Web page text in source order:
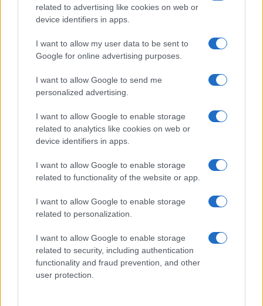
related to advertising like cookies on web or
device identifiers in apps.
I want to allow my user data to be sent to
Google for online advertising purposes.
I want to allow Google to send me
personalized advertising.
I want to allow Google to enable storage
related to analytics like cookies on web or
device identifiers in apps.
I want to allow Google to enable storage
related to functionality of the website or app.
I want to allow Google to enable storage
related to personalization.
I want to allow Google to enable storage
related to security, including authentication
functionality and fraud prevention, and other
user protection.
Puoi effettuare l'accesso andando nella
sezioneLogin dal menù del sito o
TEMI: Notizie Olbia
Notizie Sardegna
Olbia Notizie
Treni Sardegna
Inviaci le tue segnalazioni,
i tuoi video e le tue foto
Su WhatsApp al numero +39
345 356 7512
Entra nel canale telegram di
GalluraOggi.it